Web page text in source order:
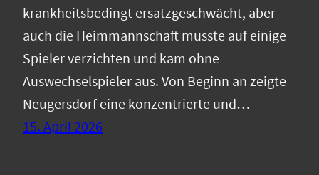
krankheitsbedingt ersatzgeschwächt, aber
auch die Heimmannschaft musste auf einige
Spieler verzichten und kam ohne
Auswechselspieler aus. Von Beginn an zeigte
Neugersdorf eine konzentrierte und…
15. April 2026